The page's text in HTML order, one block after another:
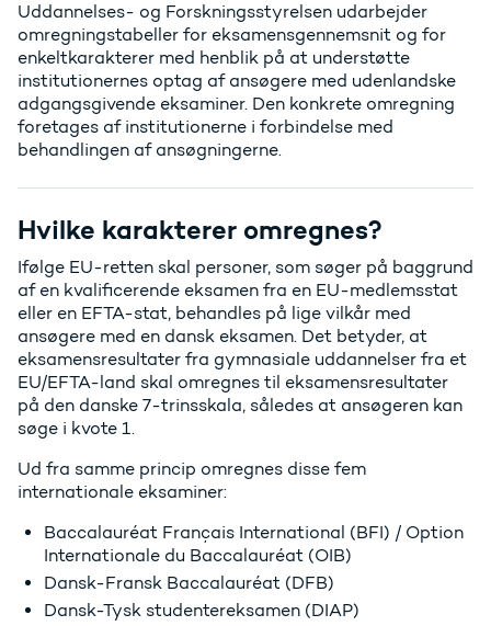
Uddannelses- og Forskningsstyrelsen udarbejder
omregningstabeller for eksamensgennemsnit og for
enkeltkarakterer med henblik på at understøtte
institutionernes optag af ansøgere med udenlandske
adgangsgivende eksaminer. Den konkrete omregning
foretages af institutionerne i forbindelse med
behandlingen af ansøgningerne.
Hvilke karakterer omregnes?
Ifølge EU-retten skal personer, som søger på baggrund
af en kvalificerende eksamen fra en EU-medlemsstat
eller en EFTA-stat, behandles på lige vilkår med
ansøgere med en dansk eksamen. Det betyder, at
eksamensresultater fra gymnasiale uddannelser fra et
EU/EFTA-land skal omregnes til eksamensresultater
på den danske 7-trinsskala, således at ansøgeren kan
søge i kvote 1.
Ud fra samme princip omregnes disse fem
internationale eksaminer:
Baccalauréat Français International (BFI) / Option
Internationale du Baccalauréat (OIB)
Dansk-Fransk Baccalauréat (DFB)
Dansk-Tysk studentereksamen (DIAP)